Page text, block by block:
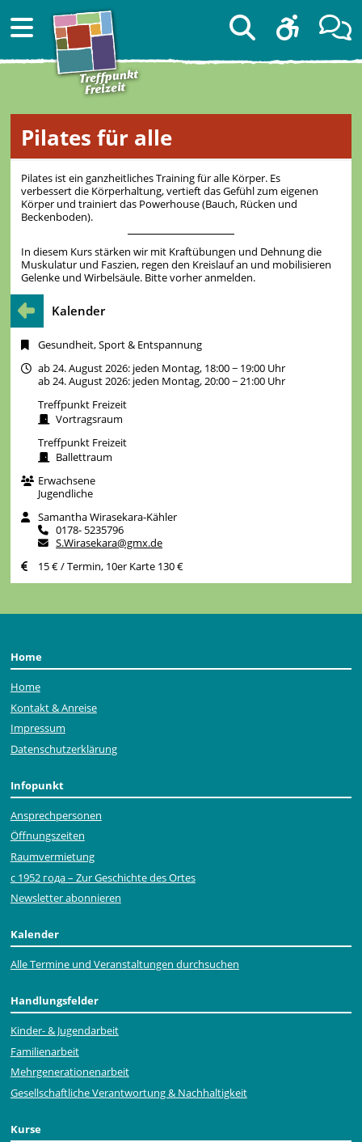
Pilates für alle
Pilates ist ein ganzheitliches Training für alle Körper. Es
verbessert die Körperhaltung, vertieft das Gefühl zum eigenen
Körper und trainiert das Powerhouse (Bauch, Rücken und
Beckenboden).
In diesem Kurs stärken wir mit Kraftübungen und Dehnung die
Muskulatur und Faszien, regen den Kreislauf an und mobilisieren
Gelenke und Wirbelsäule. Bitte vorher anmelden.
Kalender
Gesundheit, Sport & Entspannung
ab 24. August 2026: jeden Montag, 18:00 − 19:00 Uhr
ab 24. August 2026: jeden Montag, 20:00 − 21:00 Uhr
Treffpunkt Freizeit
Vortragsraum
Treffpunkt Freizeit
Ballettraum
Erwachsene
Jugendliche
Samantha Wirasekara-Kähler
0178- 5235796
S.Wirasekara@gmx.de
15 € / Termin, 10er Karte 130 €
Home
Home
Kontakt & Anreise
Impressum
Datenschutzerklärung
Infopunkt
Ansprechpersonen
Öffnungszeiten
Raumvermietung
с 1952 года – Zur Geschichte des Ortes
Newsletter abonnieren
Kalender
Alle Termine und Veranstaltungen durchsuchen
Handlungsfelder
Kinder- & Jugendarbeit
Familienarbeit
Mehr­generationen­arbeit
Gesellschaftliche Verantwortung & Nachhaltigkeit
Kurse